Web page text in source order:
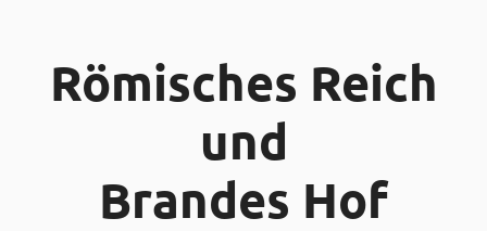
Römisches Reich
und
Brandes Hof